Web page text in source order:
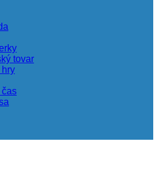
tovar
hry
čas